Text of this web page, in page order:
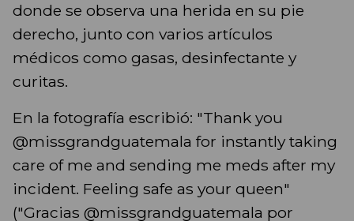
donde se observa una herida en su pie
derecho, junto con varios artículos
médicos como gasas, desinfectante y
curitas.
En la fotografía escribió: "Thank you
@missgrandguatemala for instantly taking
care of me and sending me meds after my
incident. Feeling safe as your queen"
("Gracias @missgrandguatemala por